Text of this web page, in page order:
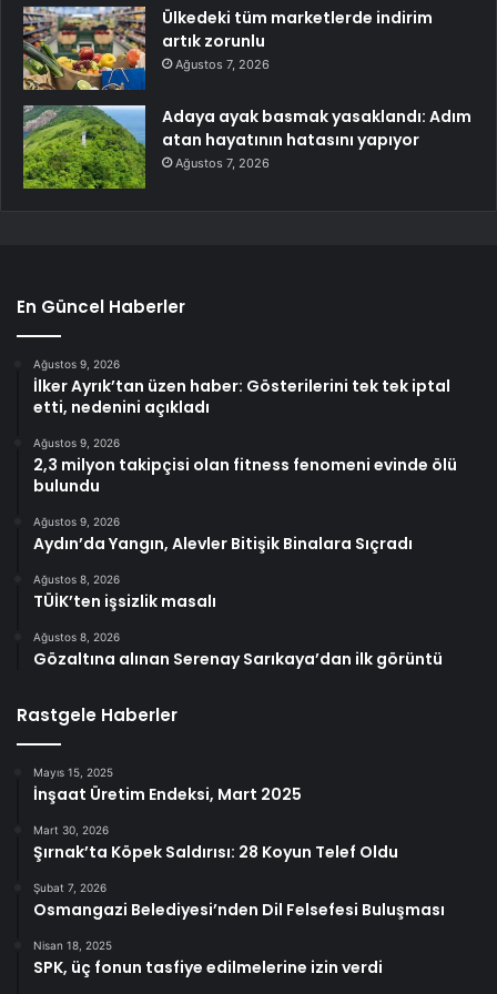
Ülkedeki tüm marketlerde indirim
artık zorunlu
Ağustos 7, 2026
Adaya ayak basmak yasaklandı: Adım
atan hayatının hatasını yapıyor
Ağustos 7, 2026
En Güncel Haberler
Ağustos 9, 2026
İlker Ayrık’tan üzen haber: Gösterilerini tek tek iptal
etti, nedenini açıkladı
Ağustos 9, 2026
2,3 milyon takipçisi olan fitness fenomeni evinde ölü
bulundu
Ağustos 9, 2026
Aydın’da Yangın, Alevler Bitişik Binalara Sıçradı
Ağustos 8, 2026
TÜİK’ten işsizlik masalı
Ağustos 8, 2026
Gözaltına alınan Serenay Sarıkaya’dan ilk görüntü
Rastgele Haberler
Mayıs 15, 2025
İnşaat Üretim Endeksi, Mart 2025
Mart 30, 2026
Şırnak’ta Köpek Saldırısı: 28 Koyun Telef Oldu
Şubat 7, 2026
Osmangazi Belediyesi’nden Dil Felsefesi Buluşması
Nisan 18, 2025
SPK, üç fonun tasfiye edilmelerine izin verdi